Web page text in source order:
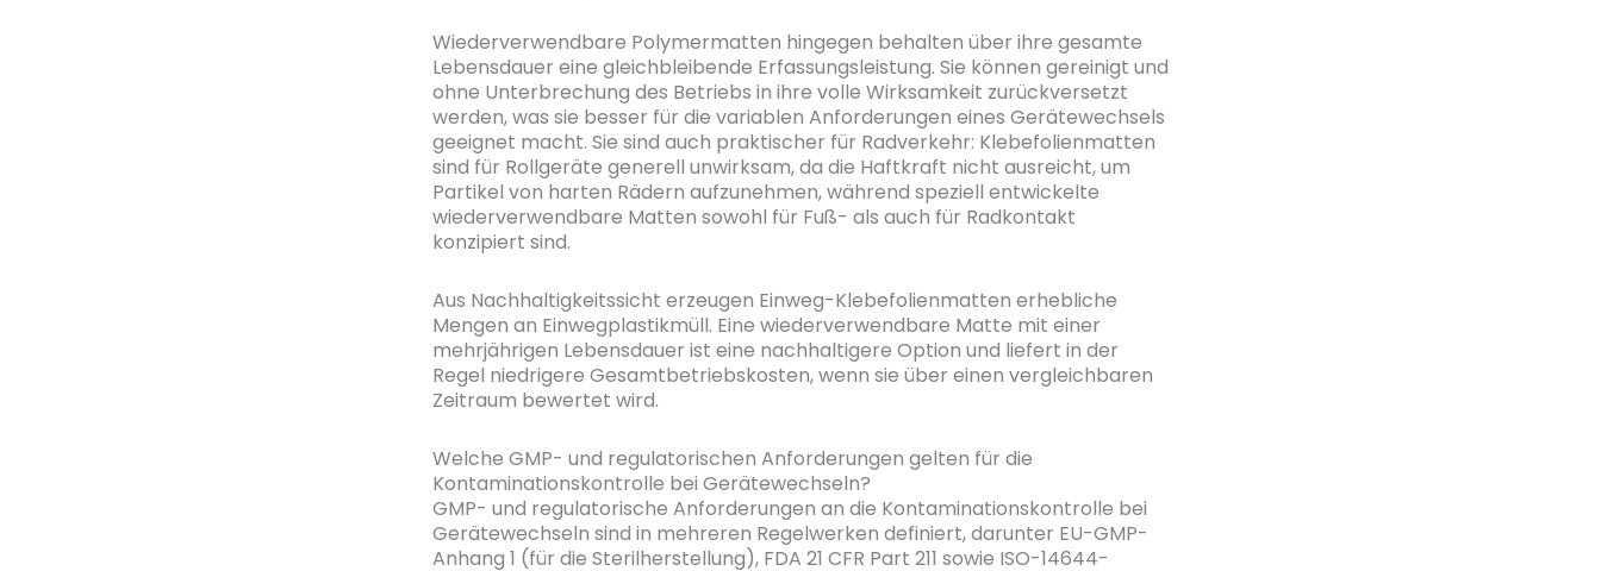
Wiederverwendbare Polymermatten hingegen behalten über ihre gesamte
Lebensdauer eine gleichbleibende Erfassungsleistung. Sie können gereinigt und
ohne Unterbrechung des Betriebs in ihre volle Wirksamkeit zurückversetzt
werden, was sie besser für die variablen Anforderungen eines Gerätewechsels
geeignet macht. Sie sind auch praktischer für Radverkehr: Klebefolienmatten
sind für Rollgeräte generell unwirksam, da die Haftkraft nicht ausreicht, um
Partikel von harten Rädern aufzunehmen, während speziell entwickelte
wiederverwendbare Matten sowohl für Fuß- als auch für Radkontakt
konzipiert sind.
Aus Nachhaltigkeitssicht erzeugen Einweg-Klebefolienmatten erhebliche
Mengen an Einwegplastikmüll. Eine wiederverwendbare Matte mit einer
mehrjährigen Lebensdauer ist eine nachhaltigere Option und liefert in der
Regel niedrigere Gesamtbetriebskosten, wenn sie über einen vergleichbaren
Zeitraum bewertet wird.
Welche GMP- und regulatorischen Anforderungen gelten für die
Kontaminationskontrolle bei Gerätewechseln?
GMP- und regulatorische Anforderungen an die Kontaminationskontrolle bei
Gerätewechseln sind in mehreren Regelwerken definiert, darunter EU-GMP-
Anhang 1 (für die Sterilherstellung), FDA 21 CFR Part 211 sowie ISO-14644-